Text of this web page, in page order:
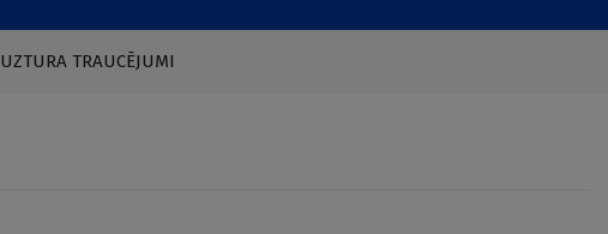
UZTURA TRAUCĒJUMI